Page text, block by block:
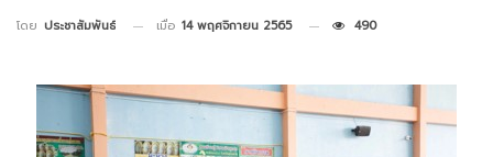
โดย ประชาสัมพันธ์ เมื่อ 14 พฤศจิกายน 2565 490